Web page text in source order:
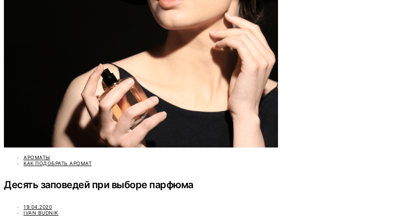
АРОМАТЫ
КАК ПОДОБРАТЬ АРОМАТ
Десять заповедей при выборе парфюма
19.04.2020
IVAN BUDNIK